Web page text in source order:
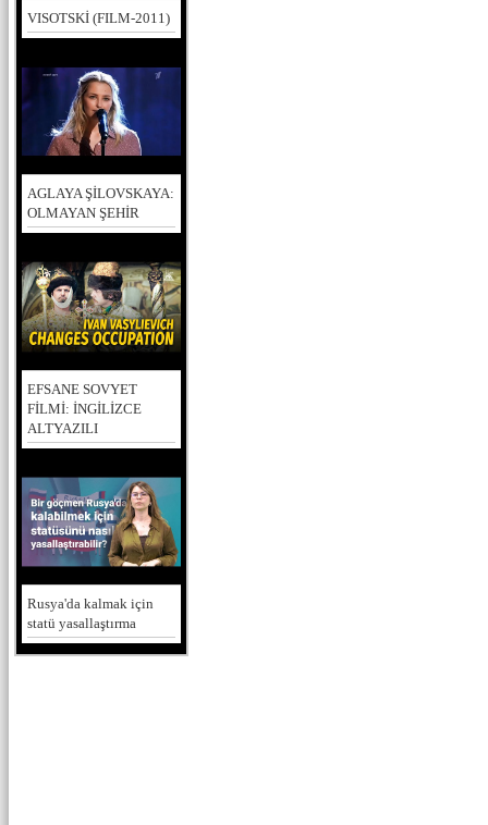
VISOTSKİ (FILM-2011)
AGLAYA ŞİLOVSKAYA:
OLMAYAN ŞEHİR
EFSANE SOVYET
FİLMİ: İNGİLİZCE
ALTYAZILI
Rusya'da kalmak için
statü yasallaştırma